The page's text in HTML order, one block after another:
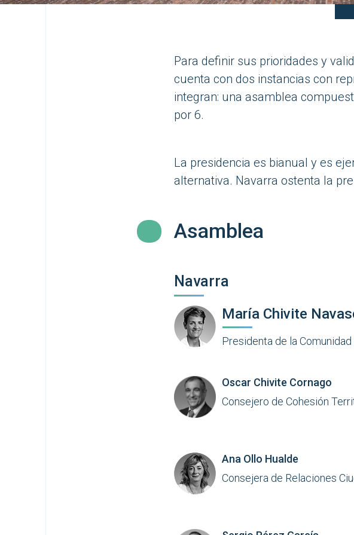
Para definir sus prioridades y
cuenta con dos instancias con
integran: una asamblea
por 6.
La presidencia es bianual y es
alternativa. Navarra ostenta la
Asamblea
Navarra
María Chivite
Presidenta de la
Oscar Chivite Cornago
Consejero de Cohesión
Ana Ollo Hualde
Consejera de Relaciones